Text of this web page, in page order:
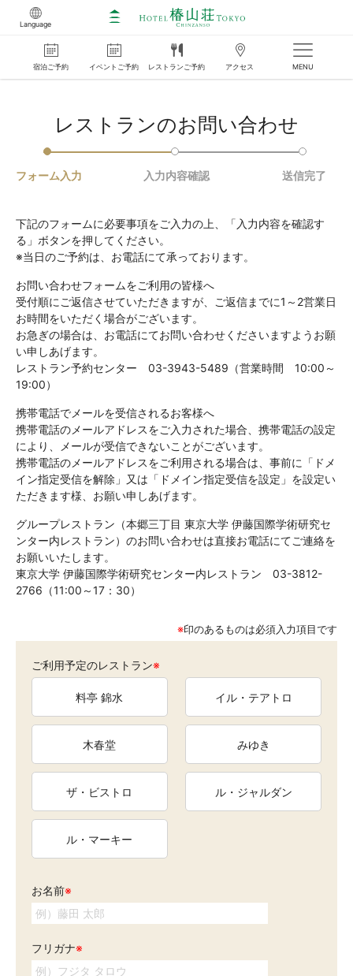
Language
宿泊ご予約 イベント ご予約 レストラン ご予約 アクセス MENU
レストランのお問い合わせ
フォーム入力 入力内容確認 送信完了
下記のフォームに必要事項をご入力の上、「入力内容を確認す
る」ボタンを押してください。
※当日のご予約は、お電話にて承っております。
お問い合わせフォームをご利用の皆様へ
受付順にご返信させていただきますが、ご返信までに1～2営業日
お時間をいただく場合がございます。
お急ぎの場合は、お電話にてお問い合わせくださいますようお願
い申しあげます。
レストラン予約センター 03-3943-5489（営業時間 10:00～
19:00）
携帯電話でメールを受信されるお客様へ
携帯電話のメールアドレスをご入力された場合、携帯電話の設定
により、メールが受信できないことがございます。
携帯電話のメールアドレスをご利用される場合は、事前に「ドメ
イン指定受信を解除」又は「ドメイン指定受信を設定」を設定い
ただきます様、お願い申しあげます。
グループレストラン（本郷三丁目 東京大学 伊藤国際学術研究セ
ンター内レストラン）のお問い合わせは直接お電話にてご連絡を
お願いいたします。
東京大学 伊藤国際学術研究センター内レストラン 03-3812-
2766（11:00～17：30）
※印のあるものは必須入力項目です
ご利用予定のレストラン※
料亭 錦水 イル・テアトロ
木春堂 みゆき
ザ・ビストロ ル・ジャルダン
ル・マーキー
お名前※
フリガナ※